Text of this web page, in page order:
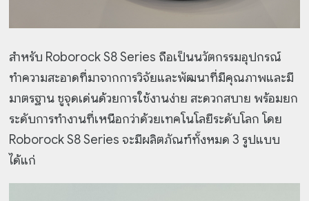
สำหรับ Roborock S8 Series ถือเป็นนวัตกรรมอุปกรณ์
ทำความสะอาดที่มาจากการวิจัยและพัฒนาที่มีคุณภาพและมี
มาตรฐาน ชูจุดเด่นด้วยการใช้งานง่าย สะดวกสบาย พร้อมยก
ระดับการทำงานที่เหนือกว่าด้วยเทคโนโลยีระดับโลก โดย
Roborock S8 Series จะมีผลิตภัณฑ์ทั้งหมด 3 รูปแบบ
ได้แก่